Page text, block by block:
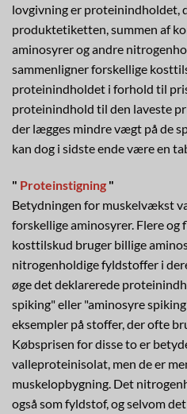
lovgivning er proteinindholdet,
produktetiketten, summen af
aminosyrer og andre
sammenligner forskellige
proteinindholdet i forhold til
proteinindhold til den laveste
der lægges mindre vægt på de
kan dog i sidste ende være en
" Proteinstigning "
Betydningen for muskelvækst
forskellige aminosyrer. Flere
kosttilskud bruger billige
nitrogenholdige fyldstoffer i
øge det deklarerede
spiking" eller "aminosyre
eksempler på stoffer, der ofte
Købsprisen for disse to er
valleproteinisolat, men de er
muskelopbygning. Det
også som fyldstof, og selvom